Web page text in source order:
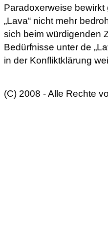
Paradoxerweise
„Lava“ nicht mehr
sich beim würdigenden
Bedürfnisse unter de
in der Konfliktklärung
(C) 2008 - Alle Rechte